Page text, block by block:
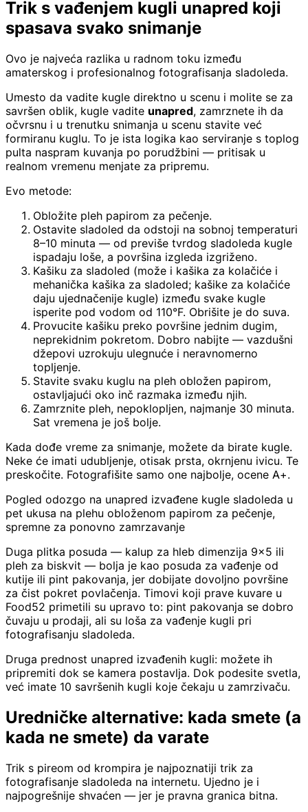
Trik s vađenjem kugli unapred koji
spasava svako snimanje
Ovo je najveća razlika u radnom toku između
amaterskog i profesionalnog fotografisanja sladoleda.
Umesto da vadite kugle direktno u scenu i molite se za
savršen oblik, kugle vadite unapred, zamrznete ih da
očvrsnu i u trenutku snimanja u scenu stavite već
formiranu kuglu. To je ista logika kao serviranje s toplog
pulta naspram kuvanja po porudžbini — pritisak u
realnom vremenu menjate za pripremu.
Evo metode:
Obložite pleh papirom za pečenje.
Ostavite sladoled da odstoji na sobnoj temperaturi
8–10 minuta — od previše tvrdog sladoleda kugle
ispadaju loše, a površina izgleda izgriženo.
Kašiku za sladoled (može i kašika za kolačiće i
mehanička kašika za sladoled; kašike za kolačiće
daju ujednačenije kugle) između svake kugle
isperite pod vodom od 110°F. Obrišite je do suva.
Provucite kašiku preko površine jednim dugim,
neprekidnim pokretom. Dobro nabijte — vazdušni
džepovi uzrokuju ulegnuće i neravnomerno
topljenje.
Stavite svaku kuglu na pleh obložen papirom,
ostavljajući oko inč razmaka između njih.
Zamrznite pleh, nepoklopljen, najmanje 30 minuta.
Sat vremena je još bolje.
Kada dođe vreme za snimanje, možete da birate kugle.
Neke će imati udubljenje, otisak prsta, okrnjenu ivicu. Te
preskočite. Fotografišite samo one najbolje, ocene A+.
Pogled odozgo na unapred izvađene kugle sladoleda u
pet ukusa na plehu obloženom papirom za pečenje,
spremne za ponovno zamrzavanje
Duga plitka posuda — kalup za hleb dimenzija 9x5 ili
pleh za biskvit — bolja je kao posuda za vađenje od
kutije ili pint pakovanja, jer dobijate dovoljno površine
za čist pokret povlačenja. Timovi koji prave kuvare u
Food52 primetili su upravo to: pint pakovanja se dobro
čuvaju u prodaji, ali su loša za vađenje kugli pri
fotografisanju sladoleda.
Druga prednost unapred izvađenih kugli: možete ih
pripremiti dok se kamera postavlja. Dok podesite svetla,
već imate 10 savršenih kugli koje čekaju u zamrzivaču.
Uredničke alternative: kada smete (a
kada ne smete) da varate
Trik s pireom od krompira je najpoznatiji trik za
fotografisanje sladoleda na internetu. Ujedno je i
najpogrešnije shvaćen — jer je pravna granica bitna.